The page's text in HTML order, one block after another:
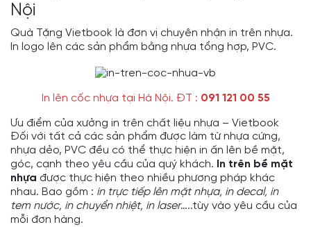
Nội
Quà Tặng Vietbook là đơn vị chuyên nhận in trên nhựa.
In logo lên các sản phẩm bằng nhựa tổng hợp, PVC.
In lên cốc nhựa tại Hà Nội. ĐT : 091 121 00 55
Ưu điểm của xưởng in trên chất liệu nhựa – Vietbook
Đối với tất cả các sản phẩm được làm từ nhựa cứng,
nhựa dẻo, PVC đều có thể thực hiện in ấn lên bề mặt,
góc, cạnh theo yêu cầu của quý khách. In trên bề mặt
nhựa được thực hiện theo nhiều phương pháp khác
nhau. Bao gồm : in trực tiếp lên mặt nhựa, in decal, in
tem nước, in chuyển nhiệt, in laser…..tùy vào yêu cầu của
mỗi đơn hàng.